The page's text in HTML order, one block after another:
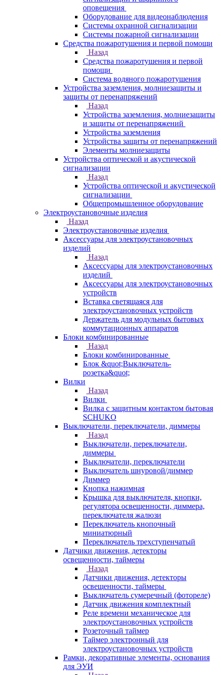
оповещения
Оборудование для видеонаблюдения
Системы охранной сигнализации
Системы пожарной сигнализации
Средства пожаротушения и первой помощи
Назад
Средства пожаротушения и первой
помощи
Система водяного пожаротушения
Устройства заземления, молниезащиты и
защиты от перенапряжений
Назад
Устройства заземления, молниезащиты
и защиты от перенапряжений
Устройства заземления
Устройства защиты от перенапряжений
Элементы молниезащиты
Устройства оптической и акустической
сигнализации
Назад
Устройства оптической и акустической
сигнализации
Общепромышленное оборудование
Электроустановочные изделия
Назад
Электроустановочные изделия
Аксессуары для электроустановочных
изделий
Назад
Аксессуары для электроустановочных
изделий
Аксессуары для электроустановочных
устройств
Вставка светящаяся для
электроустановочных устройств
Держатель для модульных бытовых
коммутационных аппаратов
Блоки комбинированные
Назад
Блоки комбинированные
Блок &quot;Выключатель-
розетка&quot;
Вилки
Назад
Вилки
Вилка с защитным контактом бытовая
SCHUKO
Выключатели, переключатели, диммеры
Назад
Выключатели, переключатели,
диммеры
Выключатели, переключатели
Выключатель шнуровой/диммер
Диммер
Кнопка нажимная
Крышка для выключателя, кнопки,
регулятора освещенности, диммера,
переключателя жалюзи
Переключатель кнопочный
миниатюрный
Переключатель трехступенчатый
Датчики движения, детекторы
освещенности, таймеры
Назад
Датчики движения, детекторы
освещенности, таймеры
Выключатель сумеречный (фотореле)
Датчик движения комплектный
Реле времени механическое для
электроустановочных устройств
Розеточный таймер
Таймер электронный для
электроустановочных устройств
Рамки, декоративные элементы, основания
для ЭУИ